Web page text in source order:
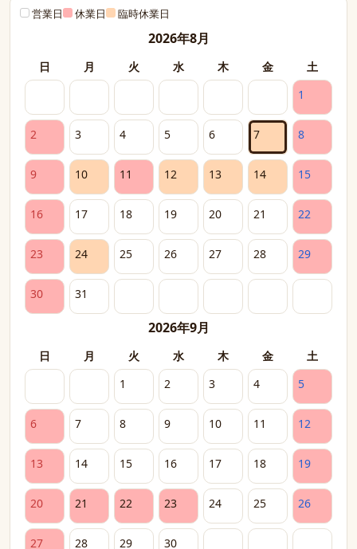
営業日 休業日 臨時休業日
2026年8月
日 月 火 水 木 金
土
1
2 3 4 5 6 7 8
9 10 11 12 13 14 15
16 17 18 19 20 21 22
23 24 25 26 27 28 29
30 31
2026年9月
日 月 火 水 木 金
土
1
2 3 4 5
6 7 8 9 10 11 12
13 14 15 16 17 18 19
20 21 22 23 24 25 26
27 28 29 30